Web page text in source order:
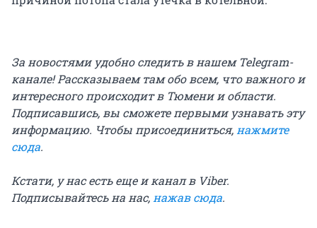
За новостями удобно следить в нашем Telegram-
канале! Рассказываем там обо всем, что важного и
интересного происходит в Тюмени и области.
Подписавшись, вы сможете первыми узнавать эту
информацию. Чтобы присоединиться, нажмите
сюда.
Кстати, у нас есть еще и канал в Viber.
Подписывайтесь на нас, нажав сюда.